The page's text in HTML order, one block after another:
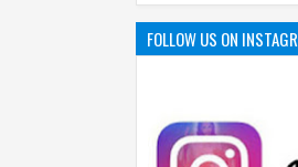
FOLLOW US ON